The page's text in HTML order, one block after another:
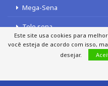
Mega-Sena
Tele sena
Este site usa cookies para
você esteja de acordo com isso,
desejar.